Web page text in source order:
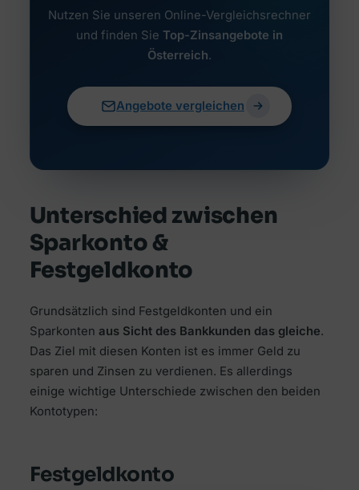
Nutzen Sie unseren Online-Vergleichsrechner
und finden Sie Top-Zinsangebote in
Österreich.
Angebote vergleichen
Unterschied zwischen
Sparkonto &
Festgeldkonto
Grundsätzlich sind Festgeldkonten und ein
Sparkonten aus Sicht des Bankkunden das gleiche.
Das Ziel mit diesen Konten ist es immer Geld zu
sparen und Zinsen zu verdienen. Es allerdings
einige wichtige Unterschiede zwischen den beiden
Kontotypen:
Festgeldkonto